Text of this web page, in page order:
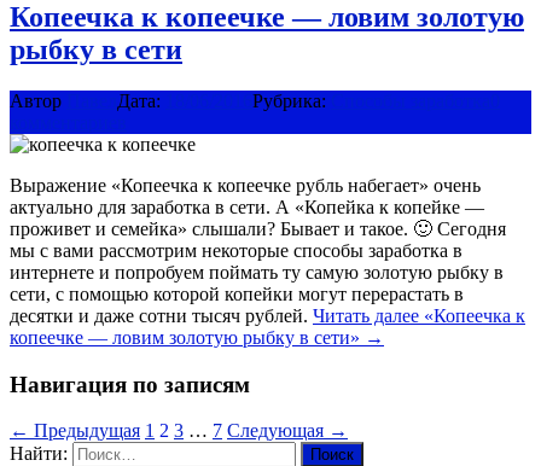
Копеечка к копеечке — ловим золотую
рыбку в сети
Автор Дата: Рубрика:
Выражение «Копеечка к копеечке рубль набегает» очень
актуально для заработка в сети. А «Копейка к копейке —
проживет и семейка» слышали? Бывает и такое. 🙂 Сегодня
мы с вами рассмотрим некоторые способы заработка в
интернете и попробуем поймать ту самую золотую рыбку в
сети, с помощью которой копейки могут перерастать в
десятки и даже сотни тысяч рублей. Читать далее «Копеечка к
копеечке — ловим золотую рыбку в сети» →
Навигация по записям
← Предыдущая 1 2 3 … 7 Следующая →
Найти: